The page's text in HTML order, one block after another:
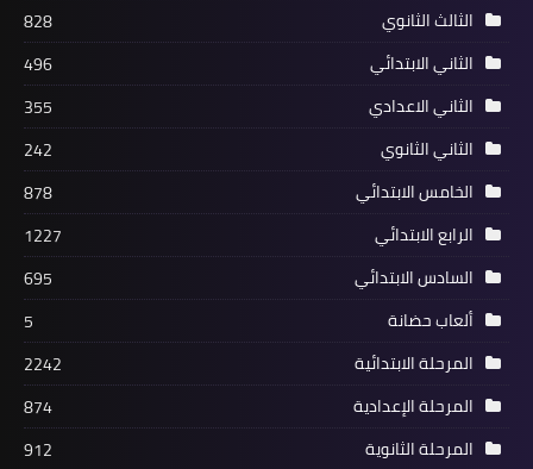
الثالث الثانوي
828
الثاني الابتدائي
496
الثاني الاعدادي
355
الثاني الثانوي
242
الخامس الابتدائي
878
الرابع الابتدائي
1227
السادس الابتدائي
695
ألعاب حضانة
5
المرحلة الابتدائية
2242
المرحلة الإعدادية
874
المرحلة الثانوية
912